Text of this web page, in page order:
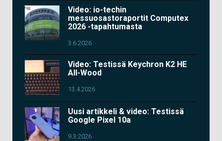
Video: io-techin
messuosastoraportit Computex
2026 -tapahtumasta
3.6.2026
Video: Testissä Keychron K2 HE
All-Wood
13.4.2026
Uusi artikkeli & video: Testissä
Google Pixel 10a
9.3.2026